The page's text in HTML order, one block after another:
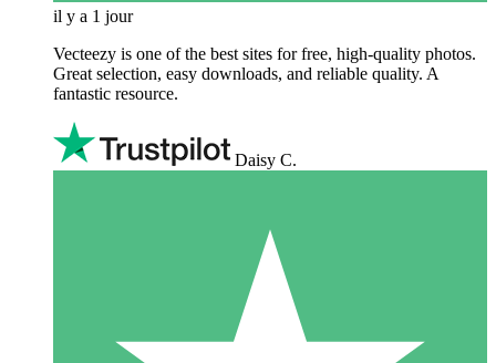
il y a 1 jour
Vecteezy is one of the best sites for free, high‑quality photos.
Great selection, easy downloads, and reliable quality. A
fantastic resource.
Daisy C.